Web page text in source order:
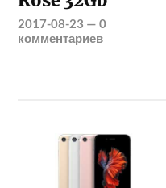
2017-08-23 —0
комментариев